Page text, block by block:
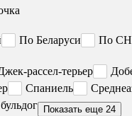
По Беларуси По
рассел-терьер
Спаниель
Показать еще 24